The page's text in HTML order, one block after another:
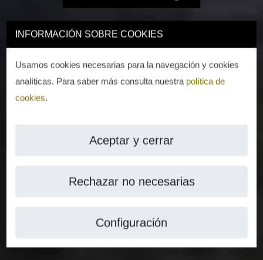
INFORMACIÓN SOBRE COOKIES
Usamos cookies necesarias para la navegación y cookies
analíticas. Para saber más consulta nuestra política de
cookies.
Aceptar y cerrar
Rechazar no necesarias
Configuración